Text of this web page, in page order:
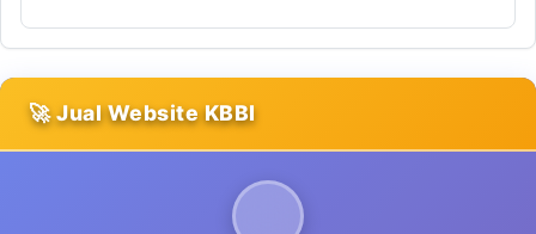
🚀 Jual Website KBBI